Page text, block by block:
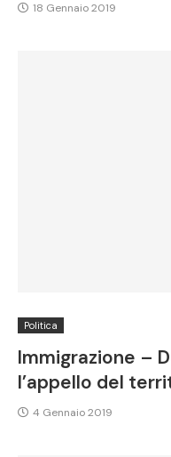
18 Gennaio 2019
Politica
Immigrazione –
l’appello del
4 Gennaio 2019